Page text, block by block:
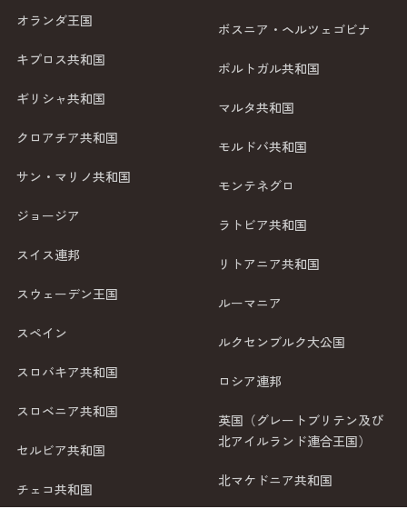
オランダ王国
キプロス共和国
ギリシャ共和国
クロアチア共和国
サン・マリノ共和国
ジョージア
スイス連邦
スウェーデン王国
スペイン
スロバキア共和国
スロベニア共和国
セルビア共和国
チェコ共和国
ボスニア・ヘルツェゴビナ
ポルトガル共和国
マルタ共和国
モルドバ共和国
モンテネグロ
ラトビア共和国
リトアニア共和国
ルーマニア
ルクセンブルク大公国
ロシア連邦
英国（グレートブリテン及び
北アイルランド連合王国）
北マケドニア共和国